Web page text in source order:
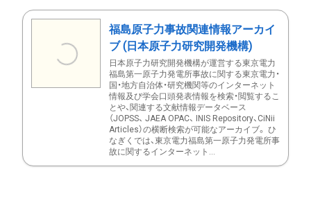
福島原子力事故関連情報アーカイ
ブ (日本原子力研究開発機構)
日本原子力研究開発機構が運営する東京電力
福島第一原子力発電所事故に関する東京電力・
国・地方自治体・研究機関等のインターネット
情報及び学会口頭発表情報を検索・閲覧するこ
とや、関連する文献情報データベース
（JOPSS、 JAEA OPAC、 INIS Repository、CiNii
Articles）の横断検索が可能なアーカイブ。 ひ
なぎくでは、東京電力福島第一原子力発電所事
故に関するインターネット...